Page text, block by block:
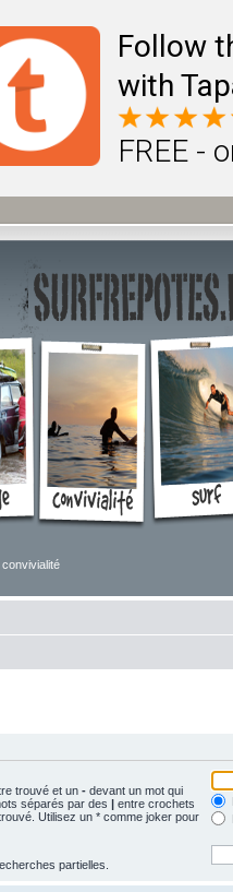
Follow
with
FREE -
trouvé et un - devant un mot qui
séparés par des | entre crochets
Utilisez un * comme joker pour
partielles.